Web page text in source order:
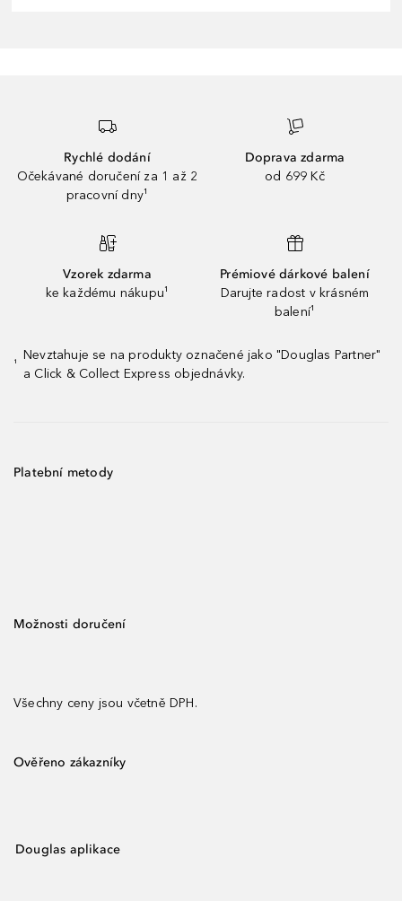
Rychlé dodání
Očekávané doručení za 1 až 2
pracovní dny¹
Doprava zdarma
od 699 Kč
Vzorek zdarma
ke každému nákupu¹
Prémiové dárkové balení
Darujte radost v krásném
balení¹
¹
Nevztahuje se na produkty označené jako "Douglas Partner"
a Click & Collect Express objednávky.
Platební metody
Možnosti doručení
Všechny ceny jsou včetně DPH.
Ověřeno zákazníky
Douglas aplikace